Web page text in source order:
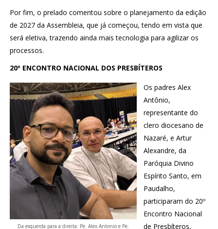
Por fim, o prelado comentou sobre o planejamento da edição
de 2027 da Assembleia, que já começou, tendo em vista que
será eletiva, trazendo ainda mais tecnologia para agilizar os
processos.
20º ENCONTRO NACIONAL DOS PRESBÍTEROS
Da esquerda para a direita: Pe. Alex Antonio e Pe.
Os padres Alex
Antônio,
representante do
clero diocesano de
Nazaré, e Artur
Alexandre, da
Paróquia Divino
Espírito Santo, em
Paudalho,
participaram do 20º
Encontro Nacional
de Presbíteros,